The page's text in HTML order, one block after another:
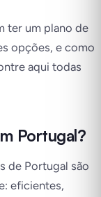
ter um plano de
opções, e como
aqui todas
Portugal?
de Portugal são
eficientes,